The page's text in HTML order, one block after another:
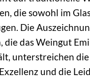
die sowohl im
Die
die das Weingut
unterstreichen die
und die